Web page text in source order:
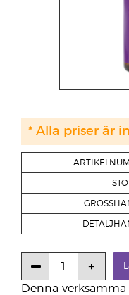
Denna
* Alla priser är